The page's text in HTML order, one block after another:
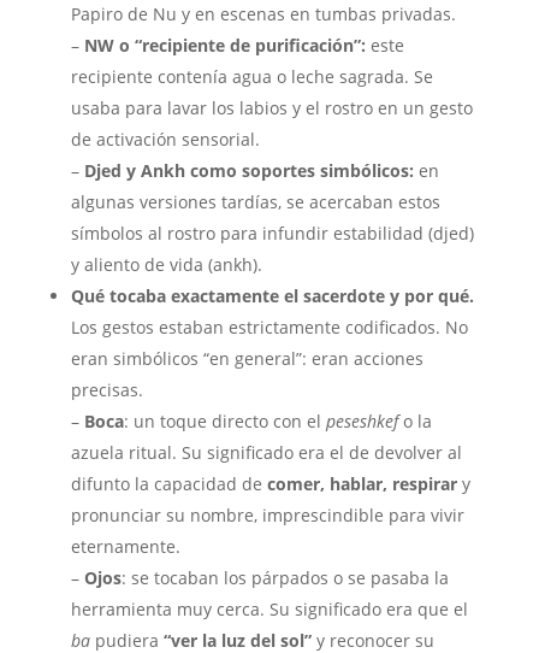
Papiro de Nu y en escenas en tumbas privadas.
–NW o “recipiente de purificación”: este
recipiente contenía agua o leche sagrada. Se
usaba para lavar los labios y el rostro en un gesto
de activación sensorial.
–Djed y Ankh como soportes simbólicos: en
algunas versiones tardías, se acercaban estos
símbolos al rostro para infundir estabilidad (djed)
y aliento de vida (ankh).
Qué tocaba exactamente el sacerdote y por qué.
Los gestos estaban estrictamente codificados. No
eran simbólicos “en general”: eran acciones
precisas.
– Boca: un toque directo con el peseshkefo la
azuela ritual. Su significado era el de devolver al
difunto la capacidad de comer, hablar, respirary
pronunciar su nombre, imprescindible para vivir
eternamente.
– Ojos: se tocaban los párpados o se pasaba la
herramienta muy cerca. Su significado era que el
bapudiera “ver la luz del sol”y reconocer su